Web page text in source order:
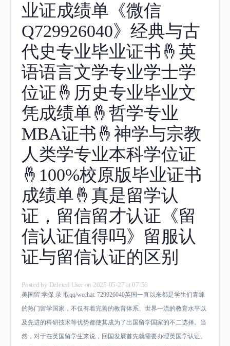
业证成绩单《微信
Q729926040》经典与古
代史专业毕业证书🤞英
语语言文学专业学士学
位证🤞历史专业毕业文
凭成绩单🤞哲学专业
MBA证书🤞神学与宗教
人类学专业本科学位证
🤞100%校原版毕业证书
成绩单🤞真是留学认
证，留信留才认证《留
信认证值得吗》留服认
证与留信认证的区别
Posted by Deleted User on 2025-05-27 at 07:56
美国留 学保 录 取qq/wechat: 729926040英国一直以来都是学生们青睐
的热门留学国家，不仅有着完善的教育体系、世界一流的教育水平以
及先进的科研技术等优势都使其成为了出国留学国家的不二选择。当
然，对于在英国留学生来说，回国发展首先就需要办理英国学认证。